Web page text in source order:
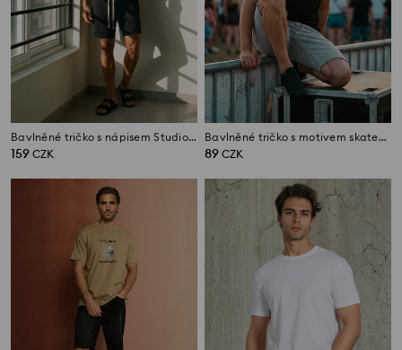
Bavlněné tričko s nápisem Studio Design
159 CZK
Bavlněné tričko s motivem skateboardu
89 CZK